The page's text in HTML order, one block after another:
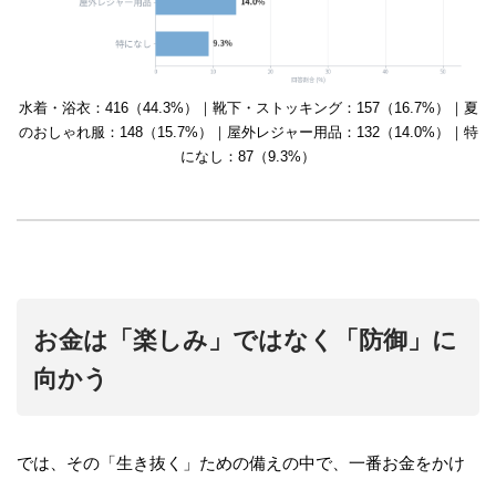
水着・浴衣：416（44.3%）｜靴下・ストッキング：157（16.7%）｜夏
のおしゃれ服：148（15.7%）｜屋外レジャー用品：132（14.0%）｜特
になし：87（9.3%）
お金は「楽しみ」ではなく「防御」に
向かう
では、その「生き抜く」ための備えの中で、一番お金をかけ